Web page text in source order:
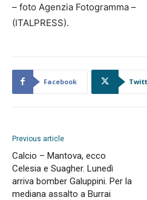
– foto Agenzia Fotogramma –
(ITALPRESS).
Facebook
Previous article
Calcio – Mantova, ecco
Celesia e Suagher. Lunedì
arriva bomber Galuppini. Per la
mediana assalto a Burrai